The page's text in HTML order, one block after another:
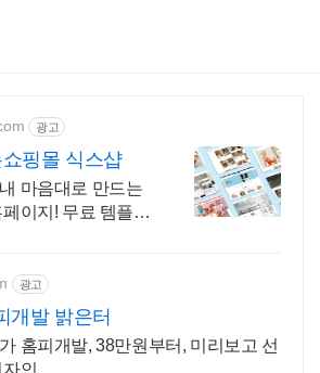
광고
핑몰 식스샵
마음대로 만드는
이지! 무료 템플
광고
개발 밝은터
홈피개발, 38만원부터, 미리보고 선
인